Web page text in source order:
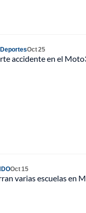
Oct 25
accidente en el
Oct 15
varias escuelas en